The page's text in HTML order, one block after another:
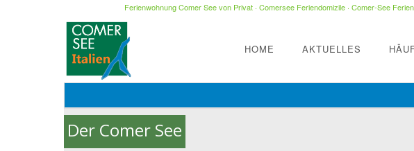
Ferienwohnung Comer See von Privat· Comersee Feriendomizile· Comer-See
HOME AKTUELLES
Der Comer See